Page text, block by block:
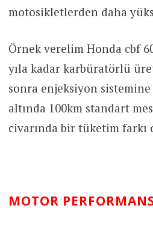
motosikletlerden daha
Örnek verelim Honda cbf
yıla kadar karbüratörlü
sonra enjeksiyon
altında 100km standart
civarında bir tüketim farkı
MOTOR